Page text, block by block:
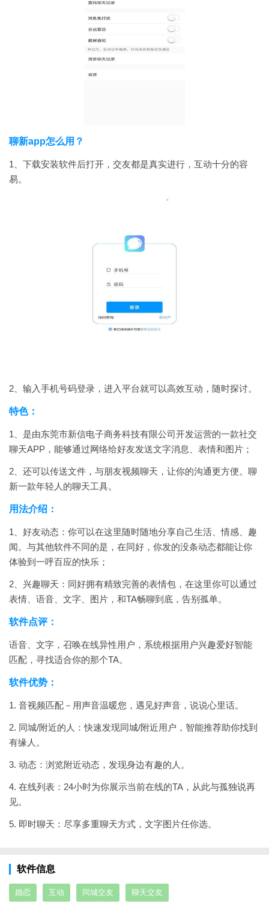
聊新app怎么用？
1、下载安装软件后打开，交友都是真实进行，互动十分的容
易。
2、输入手机号码登录，进入平台就可以高效互动，随时探讨。
特色：
1、是由东莞市新信电子商务科技有限公司开发运营的一款社交
聊天APP，能够通过网络给好友发送文字消息、表情和图片；
2、还可以传送文件，与朋友视频聊天，让你的沟通更方便。聊
新一款年轻人的聊天工具。
用法介绍：
1、好友动态：你可以在这里随时随地分享自己生活、情感、趣
闻。与其他软件不同的是，在同好，你发的没条动态都能让你
体验到一呼百应的快乐；
2、兴趣聊天：同好拥有精致完善的表情包，在这里你可以通过
表情、语音、文字、图片，和TA畅聊到底，告别孤单。
软件点评：
语音、文字，召唤在线异性用户，系统根据用户兴趣爱好智能
匹配，寻找适合你的那个TA。
软件优势：
1. 音视频匹配－用声音温暖您，遇见好声音，说说心里话。
2. 同城/附近的人：快速发现同城/附近用户，智能推荐助你找到
有缘人。
3. 动态：浏览附近动态，发现身边有趣的人。
4. 在线列表：24小时为你展示当前在线的TA，从此与孤独说再
见。
5. 即时聊天：尽享多重聊天方式，文字图片任你选。
软件信息
婚恋 互动 同城交友 聊天交友